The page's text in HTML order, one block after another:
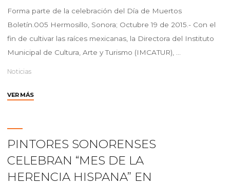
Forma parte de la celebración del Día de Muertos
Boletín.005 Hermosillo, Sonora; Octubre 19 de 2015.- Con el
fin de cultivar las raíces mexicanas, la Directora del Instituto
Municipal de Cultura, Arte y Turismo (IMCATUR), …
Noticias
VER MÁS"IMCATUR
DE
LAS
CATRINAS"
PINTORES SONORENSES
CELEBRAN “MES DE LA
HERENCIA HISPANA” EN